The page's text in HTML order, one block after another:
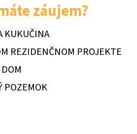
záujem?
KUKUČINA
REZIDENČNOM PROJEKTE
POZEMOK